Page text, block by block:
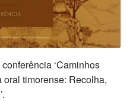
‘Caminhos
timorense: Recolha,